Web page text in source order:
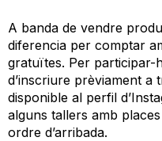
A banda de vendre
diferencia per comptar
gratuïtes. Per participar-
d’inscriure prèviament
disponible al perfil
alguns tallers amb
ordre d’arribada.